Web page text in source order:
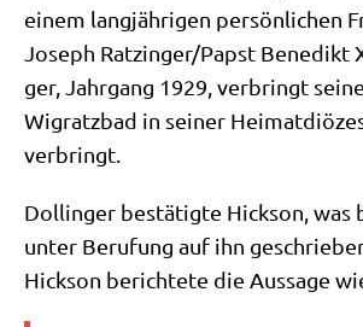
einem lang­jäh­ri­gen per­sön­li­chen
Joseph Ratzinger/​Papst Bene­dikt
ger, Jahr­gang 1929, ver­bringt
Wigratz­bad in sei­ner
verbringt.
Dol­lin­ger bestä­tig­te Hick­son, was
unter Beru­fung auf ihn
Hick­son berich­te­te die Aus­sa­ge